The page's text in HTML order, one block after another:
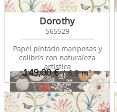
Caramel Rose 683362
149,00€ / 6,9m²
Dorothy
565529
Papel pintado mariposas y
colibrís con naturaleza
artística